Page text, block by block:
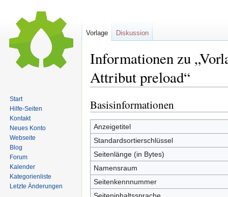
Informationen zu
Attribut preload“
Zur
Navigation
springen
Zur
Suche
springen
Basisinformationen
Anzeigetitel
Standardsortierschlüssel
Seitenlänge (in Bytes)
Namensraum
Seitenkennnummer
Vorlage Diskussion
Start
Hilfe-Seiten
Kontakt
Neues Konto
Webseite
Blog
Forum
Kalender
Kategorienliste
Letzte Änderungen